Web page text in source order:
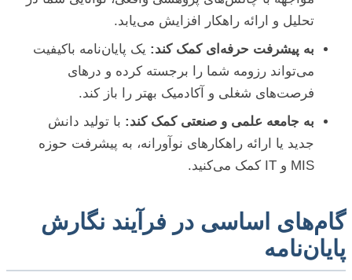
تحلیل و ارائه راهکار افزایش می‌یابد.
به پیشرفت حرفه‌ای کمک کند: یک پایان‌نامه باکیفیت
می‌تواند رزومه شما را برجسته کرده و درهای
فرصت‌های شغلی و آکادمیک بهتر را باز کند.
به جامعه علمی و صنعتی کمک کند: با تولید دانش
جدید یا ارائه راهکارهای نوآورانه، به پیشرفت حوزه
MIS و IT کمک می‌کنید.
گام‌های اساسی در فرآیند نگارش
پایان‌نامه